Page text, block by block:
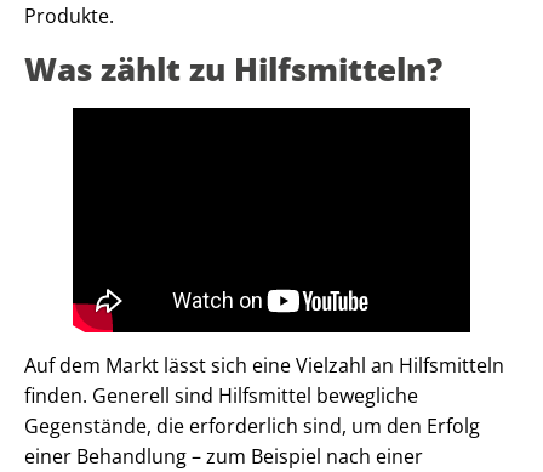
Produkte.
Was zählt zu Hilfsmitteln?
Auf dem Markt lässt sich eine Vielzahl an Hilfsmitteln
finden. Generell sind Hilfsmittel bewegliche
Gegenstände, die erforderlich sind, um den Erfolg
einer Behandlung – zum Beispiel nach einer